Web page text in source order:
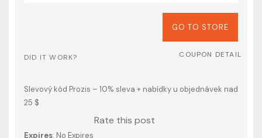
GO TO STORE
DID IT WORK? COUPON DETAIL
Slevový kód Prozis – 10% sleva + nabídky u objednávek nad
25 $
Rate this post
Expires: No Expires